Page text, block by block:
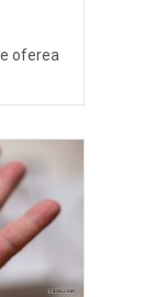
oferea